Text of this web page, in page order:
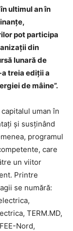
ultimul an în
pot participa
din
lunară de
a treia ediții a
de mâine”.
uman în
și susținând
programul
care
un viitor
Printre
se numără:
TERM.MD,
Nord,